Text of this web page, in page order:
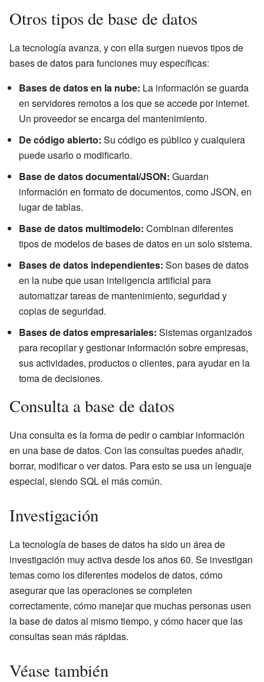
Otros tipos de base de datos
La tecnología avanza, y con ella surgen nuevos tipos de
bases de datos para funciones muy específicas:
Bases de datos en la nube: La información se guarda
en servidores remotos a los que se accede por internet.
Un proveedor se encarga del mantenimiento.
De código abierto: Su código es público y cualquiera
puede usarlo o modificarlo.
Base de datos documental/JSON: Guardan
información en formato de documentos, como JSON, en
lugar de tablas.
Base de datos multimodelo: Combinan diferentes
tipos de modelos de bases de datos en un solo sistema.
Bases de datos independientes: Son bases de datos
en la nube que usan inteligencia artificial para
automatizar tareas de mantenimiento, seguridad y
copias de seguridad.
Bases de datos empresariales: Sistemas organizados
para recopilar y gestionar información sobre empresas,
sus actividades, productos o clientes, para ayudar en la
toma de decisiones.
Consulta a base de datos
Una consulta es la forma de pedir o cambiar información
en una base de datos. Con las consultas puedes añadir,
borrar, modificar o ver datos. Para esto se usa un lenguaje
especial, siendo SQL el más común.
Investigación
La tecnología de bases de datos ha sido un área de
investigación muy activa desde los años 60. Se investigan
temas como los diferentes modelos de datos, cómo
asegurar que las operaciones se completen
correctamente, cómo manejar que muchas personas usen
la base de datos al mismo tiempo, y cómo hacer que las
consultas sean más rápidas.
Véase también